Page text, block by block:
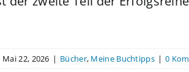
Mai 22, 2026 | Bücher, Meine Buchtipps | 0